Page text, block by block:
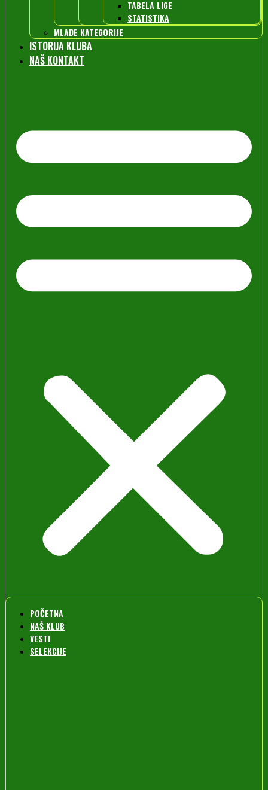
TABELA LIGE
STATISTIKA
MLAĐE KATEGORIJE
ISTORIJA KLUBA
NAŠ KONTAKT
POČETNA
NAŠ KLUB
VESTI
SELEKCIJE